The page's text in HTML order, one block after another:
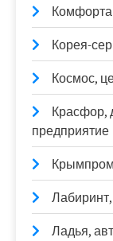
Корея-
Космос,
Красфор,
предприятие
Ладья,